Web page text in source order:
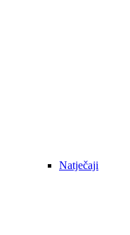
Natječaji